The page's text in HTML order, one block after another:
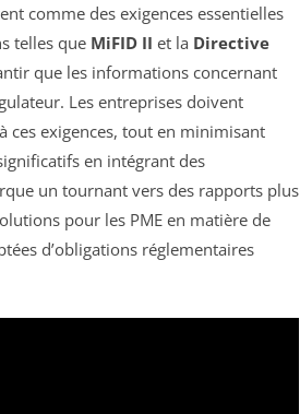
comme des exigences essentielles
telles que MiFID II et la Directive
que les informations concernant
Les entreprises doivent
ces exigences, tout en minimisant
en intégrant des
un tournant vers des rapports plus
pour les PME en matière de
d’obligations réglementaires